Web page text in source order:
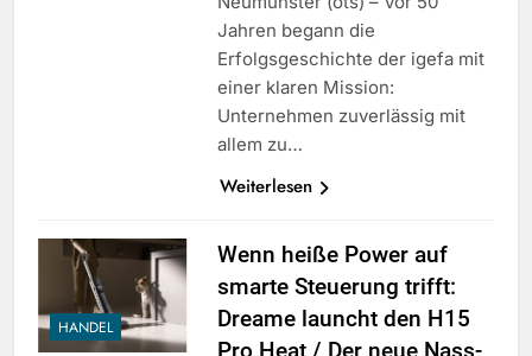
Jahren begann die
Erfolgsgeschichte der igefa mit
einer klaren Mission:
Unternehmen zuverlässig mit
allem zu…
Weiterlesen
HANDEL
Wenn heiße Power auf
smarte Steuerung trifft:
Dreame launcht den H15
Pro Heat / Der neue Nass-